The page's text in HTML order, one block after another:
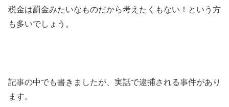
税金は罰金みたいなものだから考えたくもない！という方
も多いでしょう。
記事の中でも書きましたが、実話で逮捕される事件があり
ます。